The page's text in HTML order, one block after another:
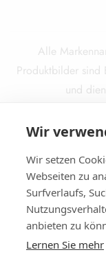
Alle
Produktbilder sind
und
zzgl.
Die
© 2025Miba
Wir
Wir setzen
Webseiten zu
Surfverlaufs,
anbieten zu
Lernen Sie mehr